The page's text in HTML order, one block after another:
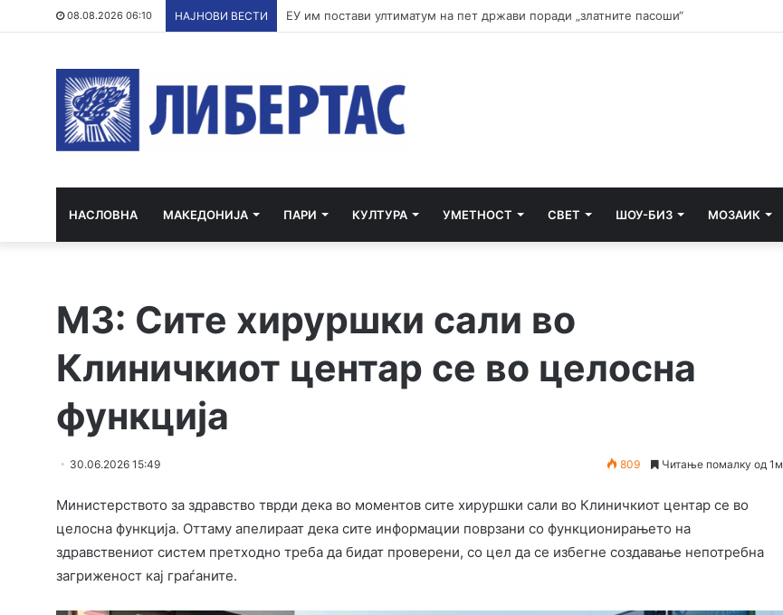
08.08.2026 06:10 НАЈНОВИ ВЕСТИ По речиси 30 години почнува судењето за убиството на Тупак Шакур
НАСЛОВНА МАКЕДОНИЈА ПАРИ КУЛТУРА УМЕТНОСТ СВЕТ ШОУ-БИЗ МОЗАИК
МЗ: Сите хируршки сали во
Клиничкиот центар се во целосна
функција
30.06.2026 15:49 809 Читање помалку од 1м
Министерството за здравство тврди дека во моментов сите хируршки сали во Клиничкиот центар се во
целосна функција. Оттаму апелираат дека сите информации поврзани со функционирањето на
здравствениот систем претходно треба да бидат проверени, со цел да се избегне создавање непотребна
загриженост кај граѓаните.